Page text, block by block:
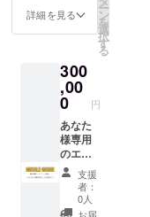
先行ダ
成した
アプリ
を、一
般公開
前に誰
よりも
早くお
届けし
ます。
アプリ
提供 あ
れます
（ス
テータ
Admin)
感謝の
メッ
セー
ジ：開
発チー
ムか
ら、心
からの
感謝
メッ
好きな
言葉を
大きく
掲載期
間：事
業が存
続する
限り掲
載 ・掲
載方
法：文
字のみ
・注意
事項：
詳細を見る ー
ン
を
選
択
す
る
300
,00
0 円
あなた
様専用
のエン
ジンを
ご提
供！
（2026
支援
者：
0人